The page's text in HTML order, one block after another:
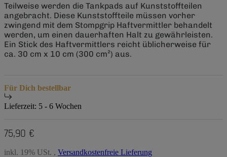
Teilweise werden die Tankpads auf Kunststoffteilen
angebracht. Diese Kunststoffteile müssen vorher
zwingend mit dem Stompgrip Haftvermittler behandelt
werden, um einen dauerhaften Halt zu gewährleisten.
Ein Stick des Haftvermittlers reicht üblicherweise für
ca. 30 cm x 10 cm (300 cm²) aus.
Für Dich bestellbar
Lieferzeit: 5 - 6 Wochen
75,90 €
inkl. 19% USt. , Versandkostenfreie Lieferung